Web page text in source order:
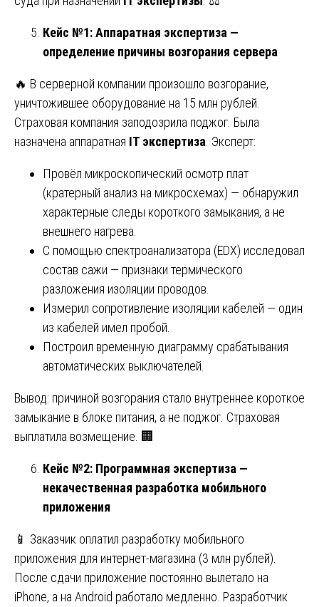
Кейс №1: Аппаратная экспертиза —
определение причины возгорания сервера
🔥 В серверной компании произошло возгорание,
уничтожившее оборудование на 15 млн рублей.
Страховая компания заподозрила поджог. Была
назначена аппаратная IT экспертиза . Эксперт:
Провёл микроскопический осмотр плат
(кратерный анализ на микросхемах) — обнаружил
характерные следы короткого замыкания, а не
внешнего нагрева.
С помощью спектроанализатора (EDX) исследовал
состав сажи — признаки термического
разложения изоляции проводов.
Измерил сопротивление изоляции кабелей — один
из кабелей имел пробой.
Построил временную диаграмму срабатывания
автоматических выключателей.
Вывод: причиной возгорания стало внутреннее короткое
замыкание в блоке питания, а не поджог. Страховая
выплатила возмещение. 🏢
Кейс №2: Программная экспертиза —
некачественная разработка мобильного
приложения
📱 Заказчик оплатил разработку мобильного
приложения для интернет-магазина (3 млн рублей).
После сдачи приложение постоянно вылетало на
iPhone, а на Android работало медленно. Разработчик